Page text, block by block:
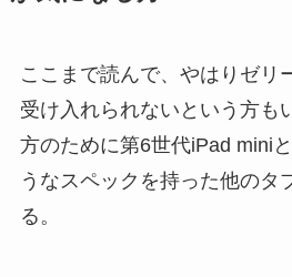
ここまで読んで、やはりゼリ
受け入れられないという方も
方のために第6世代iPad mini
うなスペックを持った他のタ
る。